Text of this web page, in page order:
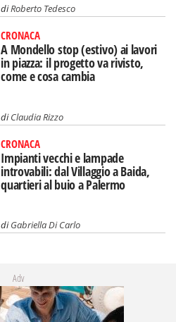
diRoberto Tedesco
CRONACA
A Mondello stop (estivo) ai lavori
in piazza: il progetto va rivisto,
come e cosa cambia
diClaudia Rizzo
CRONACA
Impianti vecchi e lampade
introvabili: dal Villaggio a Baida,
quartieri al buio a Palermo
diGabriella Di Carlo
Adv